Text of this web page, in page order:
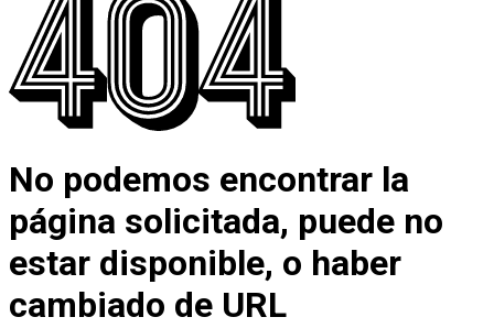
No podemos encontrar la
página solicitada, puede no
estar disponible, o haber
cambiado de URL